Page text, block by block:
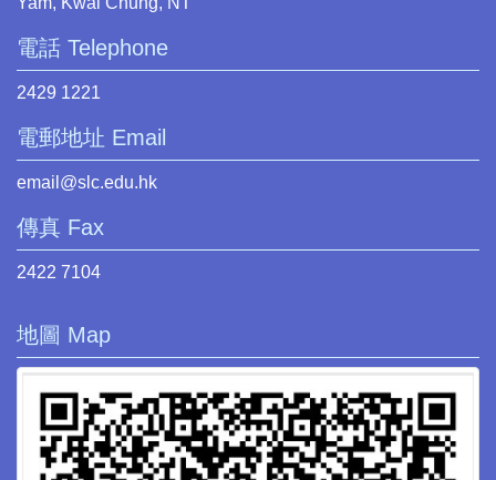
電話 Telephone
2429 1221
電郵地址 Email
email@slc.edu.hk
傳真 Fax
2422 7104
地圖 Map